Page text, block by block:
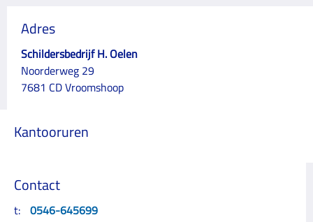
Adres
Schildersbedrijf H. Oelen
Noorderweg 29
7681 CD Vroomshoop
Kantooruren
Contact
t: 0546-645699